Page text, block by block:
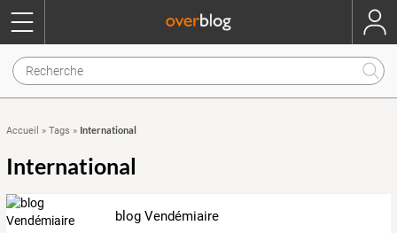
Accueil » Tags » International
International
blog Vendémiaire